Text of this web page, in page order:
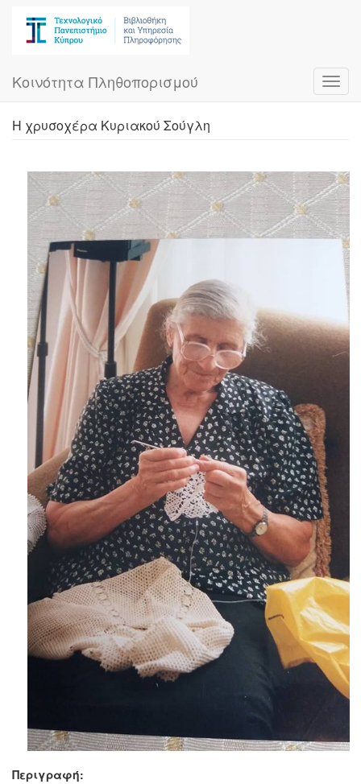
Κοινότητα Πληθοπορισμού
Η χρυσοχέρα Κυριακού Σούγλη
Περιγραφή: